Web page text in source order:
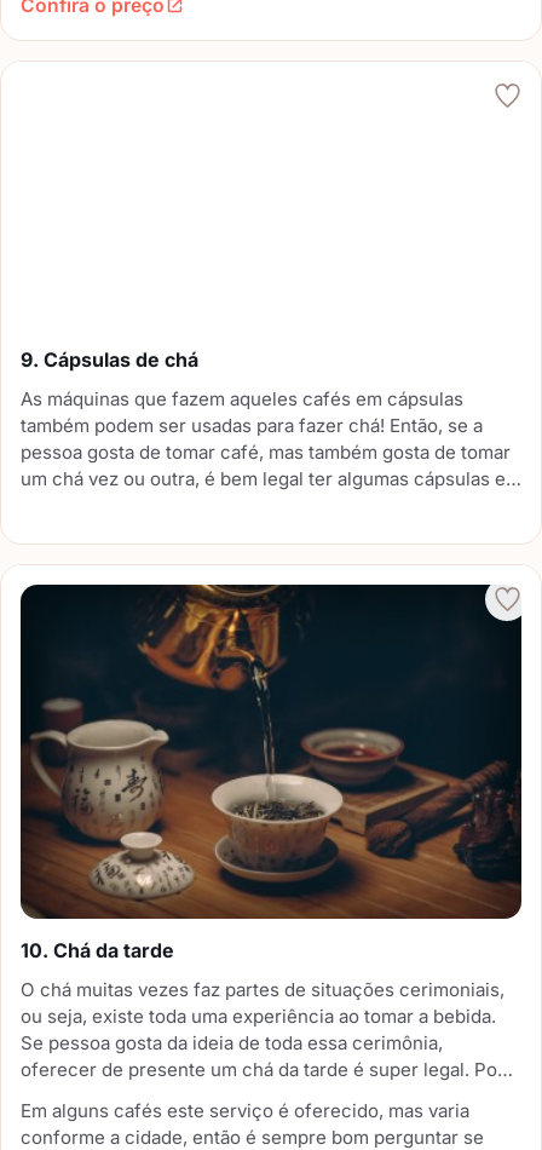
Confira o preço
9. Cápsulas de chá
As máquinas que fazem aqueles cafés em cápsulas
também podem ser usadas para fazer chá! Então, se a
pessoa gosta de tomar café, mas também gosta de tomar
um chá vez ou outra, é bem legal ter algumas cápsulas em
10. Chá da tarde
O chá muitas vezes faz partes de situações cerimoniais,
ou seja, existe toda uma experiência ao tomar a bebida.
Se pessoa gosta da ideia de toda essa cerimônia,
oferecer de presente um chá da tarde é super legal. Pode
ser a cerimônia do chá japonês, fica a critério da pessoa.
Em alguns cafés este serviço é oferecido, mas varia
conforme a cidade, então é sempre bom perguntar se